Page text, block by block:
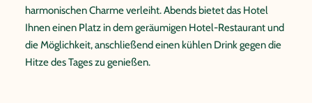
harmonischen Charme verleiht. Abends bietet das Hotel
Ihnen einen Platz in dem geräumigen Hotel-Restaurant und
die Möglichkeit, anschließend einen kühlen Drink gegen die
Hitze des Tages zu genießen.